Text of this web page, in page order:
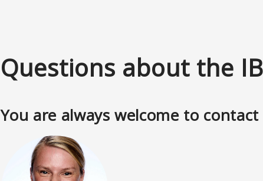
Questions about the
You are always welcome to contact